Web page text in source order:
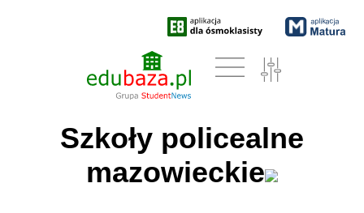
Szkoły policealne
mazowieckie